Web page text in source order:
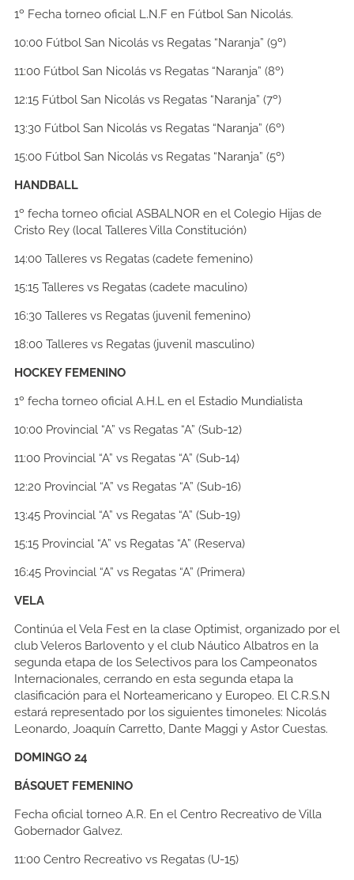
1º Fecha torneo oficial L.N.F en Fútbol San Nicolás.
10:00 Fútbol San Nicolás vs Regatas “Naranja” (9º)
11:00 Fútbol San Nicolás vs Regatas “Naranja” (8º)
12:15 Fútbol San Nicolás vs Regatas “Naranja” (7º)
13:30 Fútbol San Nicolás vs Regatas “Naranja” (6º)
15:00 Fútbol San Nicolás vs Regatas “Naranja” (5º)
HANDBALL
1º fecha torneo oficial ASBALNOR en el Colegio Hijas de
Cristo Rey (local Talleres Villa Constitución)
14:00 Talleres vs Regatas (cadete femenino)
15:15 Talleres vs Regatas (cadete maculino)
16:30 Talleres vs Regatas (juvenil femenino)
18:00 Talleres vs Regatas (juvenil masculino)
HOCKEY FEMENINO
1º fecha torneo oficial A.H.L en el Estadio Mundialista
10:00 Provincial “A” vs Regatas “A” (Sub-12)
11:00 Provincial “A” vs Regatas “A” (Sub-14)
12:20 Provincial “A” vs Regatas “A” (Sub-16)
13:45 Provincial “A” vs Regatas “A” (Sub-19)
15:15 Provincial “A” vs Regatas “A” (Reserva)
16:45 Provincial “A” vs Regatas “A” (Primera)
VELA
Continúa el Vela Fest en la clase Optimist, organizado por el
club Veleros Barlovento y el club Náutico Albatros en la
segunda etapa de los Selectivos para los Campeonatos
Internacionales, cerrando en esta segunda etapa la
clasificación para el Norteamericano y Europeo. El C.R.S.N
estará representado por los siguientes timoneles: Nicolás
Leonardo, Joaquín Carretto, Dante Maggi y Astor Cuestas.
DOMINGO 24
BÁSQUET FEMENINO
Fecha oficial torneo A.R. En el Centro Recreativo de Villa
Gobernador Galvez.
11:00 Centro Recreativo vs Regatas (U-15)